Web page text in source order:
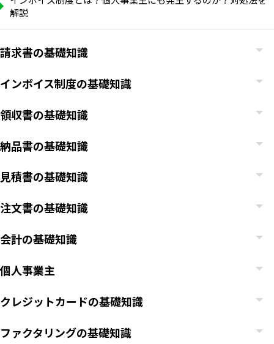
解説
請求書の基礎知識
インボイス制度の基礎知識
領収書の基礎知識
納品書の基礎知識
見積書の基礎知識
注文書の基礎知識
会計の基礎知識
個人事業主
クレジットカードの基礎知識
ファクタリングの基礎知識